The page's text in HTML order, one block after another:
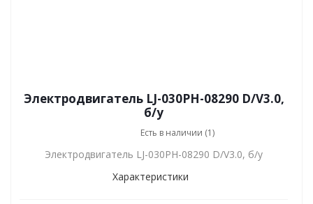
Электродвигатель LJ-030PH-08290 D/V3.0,
б/у
Есть в наличии (1)
Электродвигатель LJ-030PH-08290 D/V3.0, б/у
Характеристики